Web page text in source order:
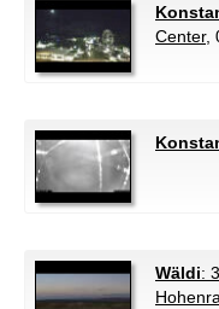
Center,
Wäldi: